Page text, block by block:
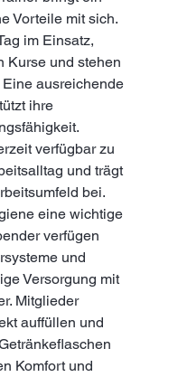
Vorteile mit sich.
im Einsatz,
Kurse und stehen
Eine ausreichende
ihre
verfügbar zu
und trägt
bei.
eine wichtige
verfügen
und
Versorgung mit
Mitglieder
auffüllen und
Komfort und